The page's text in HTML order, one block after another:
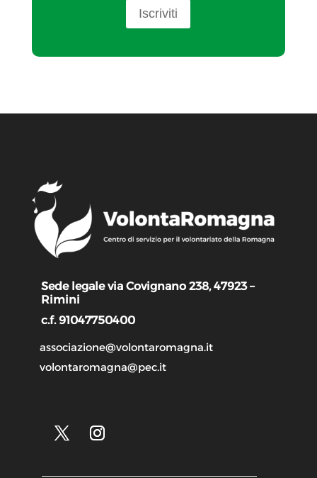
Iscriviti
Sede legale via Covignano 238, 47923 –
Rimini
c.f. 91047750400
associazione@volontaromagna.it
volontaromagna@pec.it